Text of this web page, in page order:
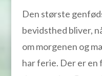
Den største
bevidsthed bliver,
om morgenen og
har ferie. Der er